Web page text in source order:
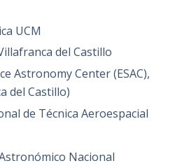
UCM
del Castillo
Astronomy Center (ESAC),
del Castillo)
de Técnica Aeroespacial
Nacional